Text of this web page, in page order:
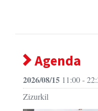
Agenda
2026/08/15 11:00 -
Zizurkil